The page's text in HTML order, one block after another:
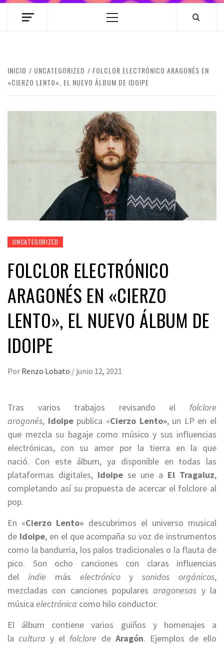
Menú
INICIO UNCATEGORIZED
FOLCLOR ELECTRÓNICO ARAGONÉS EN
«CIERZO LENTO», EL NUEVO ÁLBUM DE IDOIPE
UNCATEGORIZED
FOLCLOR ELECTRÓNICO
ARAGONÉS EN «CIERZO
LENTO», EL NUEVO ÁLBUM DE
IDOIPE
Por Renzo Lobato / junio 12, 2021
Tras varios trabajos revisando el folclore
aragonés, Idoipepublica «Cierzo Lento», un LP en el
que mezcla su bagaje como músico y sus influencias
electrónicas, con su amor por la tierra en la que
nació. Con este álbum, ya disponible en todas las
plataformas digitales, Idoipe se une a El Tragaluz,
completando así su propuesta de acercar el folclore al
pop.
En «Cierzo Lento» descubrimos el universo musical
de Idoipe, en el que acompaña su voz de instrumentos
como la bandurria, los palos tradicionales o la flauta de
pico. Son ocho canciones con claras influencias
del indie más electrónicoysonidos orgánicos,
mezcladas con canciones popularesaragonesas y la
música electrónica como hilo conductor.
El álbum contiene varios guiños y homenajes a
laculturay el folclore de Aragón. Ejemplos de ello